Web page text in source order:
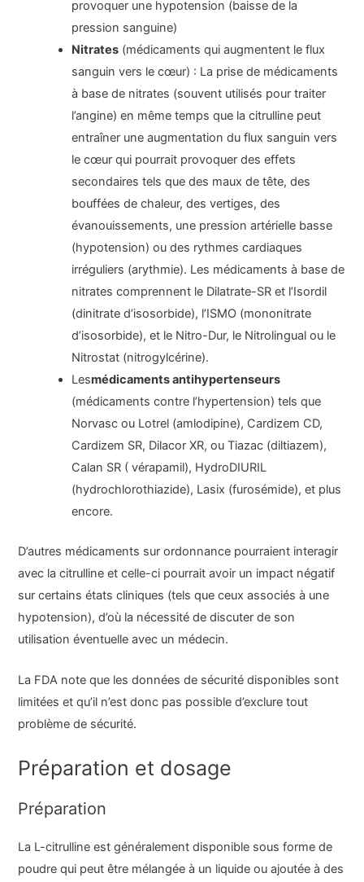
provoquer une hypotension (baisse de la
pression sanguine)
Nitrates (médicaments qui augmentent le flux
sanguin vers le cœur) : La prise de médicaments
à base de nitrates (souvent utilisés pour traiter
l’angine) en même temps que la citrulline peut
entraîner une augmentation du flux sanguin vers
le cœur qui pourrait provoquer des effets
secondaires tels que des maux de tête, des
bouffées de chaleur, des vertiges, des
évanouissements, une pression artérielle basse
(hypotension) ou des rythmes cardiaques
irréguliers (arythmie). Les médicaments à base de
nitrates comprennent le Dilatrate-SR et l’Isordil
(dinitrate d’isosorbide), l’ISMO (mononitrate
d’isosorbide), et le Nitro-Dur, le Nitrolingual ou le
Nitrostat (nitrogylcérine).
Lesmédicaments antihypertenseurs
(médicaments contre l’hypertension) tels que
Norvasc ou Lotrel (amlodipine), Cardizem CD,
Cardizem SR, Dilacor XR, ou Tiazac (diltiazem),
Calan SR ( vérapamil), HydroDIURIL
(hydrochlorothiazide), Lasix (furosémide), et plus
encore.
D’autres médicaments sur ordonnance pourraient interagir
avec la citrulline et celle-ci pourrait avoir un impact négatif
sur certains états cliniques (tels que ceux associés à une
hypotension), d’où la nécessité de discuter de son
utilisation éventuelle avec un médecin.
La FDA note que les données de sécurité disponibles sont
limitées et qu’il n’est donc pas possible d’exclure tout
problème de sécurité.
Préparation et dosage
Préparation
La L-citrulline est généralement disponible sous forme de
poudre qui peut être mélangée à un liquide ou ajoutée à des